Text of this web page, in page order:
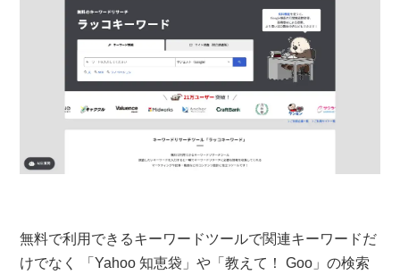
無料で利用できるキーワードツールで関連キーワードだ
けでなく 「Yahoo 知恵袋」や「教えて！ Goo」の検索